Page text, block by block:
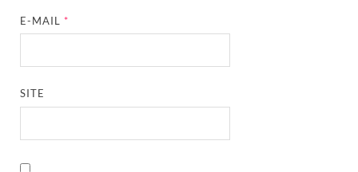
E-MAIL*
SITE